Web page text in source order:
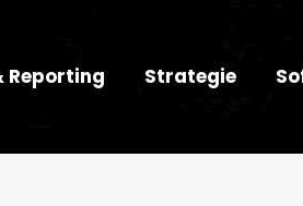
Reporting Strategie